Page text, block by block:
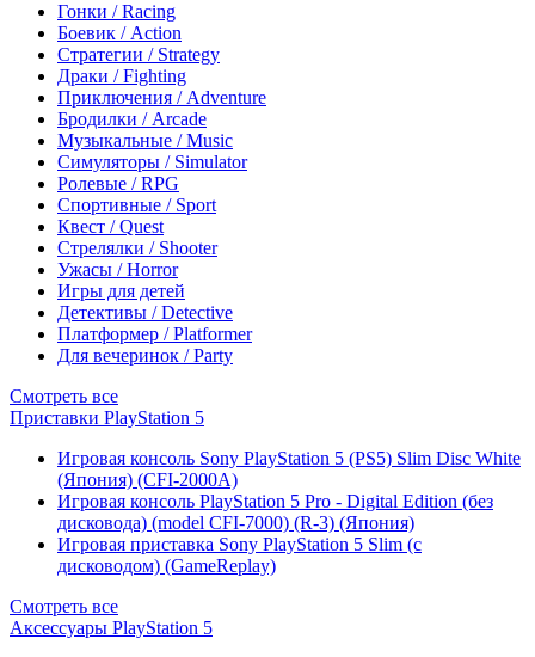
Гонки / Racing
Боевик / Action
Стратегии / Strategy
Драки / Fighting
Приключения / Adventure
Бродилки / Arcade
Музыкальные / Music
Симуляторы / Simulator
Ролевые / RPG
Спортивные / Sport
Квест / Quest
Стрелялки / Shooter
Ужасы / Horror
Игры для детей
Детективы / Detective
Платформер / Platformer
Для вечеринок / Party
Смотреть все
Приставки PlayStation 5
Игровая консоль Sony PlayStation 5 (PS5) Slim Disc White
(Япония) (CFI-2000A)
Игровая консоль PlayStation 5 Pro - Digital Edition (без
дисковода) (model CFI-7000) (R-3) (Япония)
Игровая приставка Sony PlayStation 5 Slim (с
дисководом) (GameReplay)
Смотреть все
Аксессуары PlayStation 5